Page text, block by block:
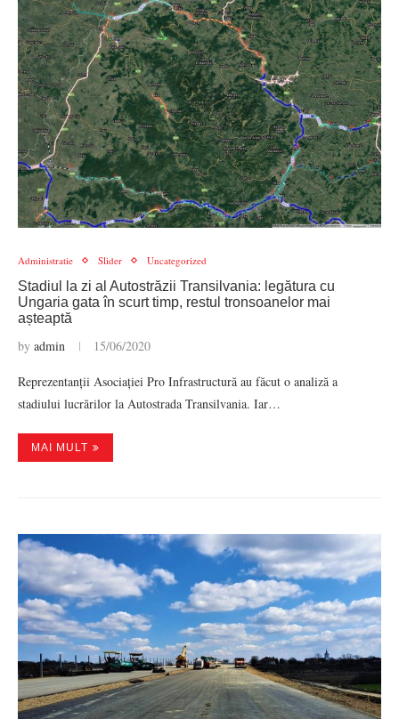
Administratie Slider Uncategorized
Stadiul la zi al Autostrăzii Transilvania: legătura cu
Ungaria gata în scurt timp, restul tronsoanelor mai
așteaptă
by admin 15/06/2020
Reprezentanții Asociației Pro Infrastructură au făcut o analiză a
stadiului lucrărilor la Autostrada Transilvania. Iar…
MAI MULT